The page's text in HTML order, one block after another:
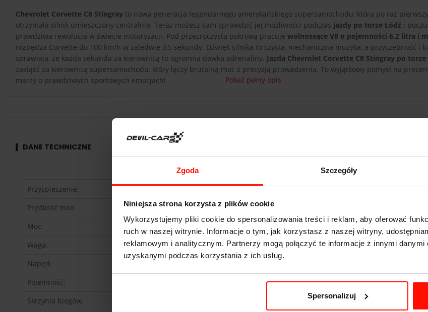
Zgoda Szczegóły
Niniejsza strona korzysta z plików cookie
Wykorzystujemy pliki cookie do spersonalizowania treści i reklam, aby oferować
ruch w naszej witrynie. Informacje o tym, jak korzystasz z naszej witryny,
reklamowym i analitycznym. Partnerzy mogą połączyć te informacje z innymi
uzyskanymi podczas korzystania z ich usług.
Spersonalizuj
Chevrolet Corvette C8 Stingray to nowa generacja legendarnego amerykańskiego supersamochodu, która po raz
otrzymała silnik umieszczony centralnie. Teraz możesz sam sprawdzić jej możliwości podczas jazdy po torze Łódź i
prawdziwa rewolucja w świecie motoryzacji. Pod przezroczystą pokrywą pracuje wolnossące V8 o pojemności 6,2 litra i
rozpędza Corvette do 100 km/h w zaledwie 3,5 sekundy. Dźwięk silnika to czysta, mechaniczna muzyka, a przyczepność i
sprawiają, że każda sekunda za kierownicą to ogromna dawka adrenaliny. Jazda Chevrolet Corvette C8 Stingray po torze
zasiąść za kierownicą supersamochodu, który łączy brutalną moc z precyzją prowadzenia. To wyjątkowy pomysł na
marzy o prawdziwych sportowych emocjach!
Pokaż pełny opis
DANE TECHNICZNE
Przyspieszenie:
3.5s do 100 km/h
Prędkość max:
320km/h
Moc:
KM
Waga:
1530kg
Napęd:
Pojemność:
Skrzynia biegów: